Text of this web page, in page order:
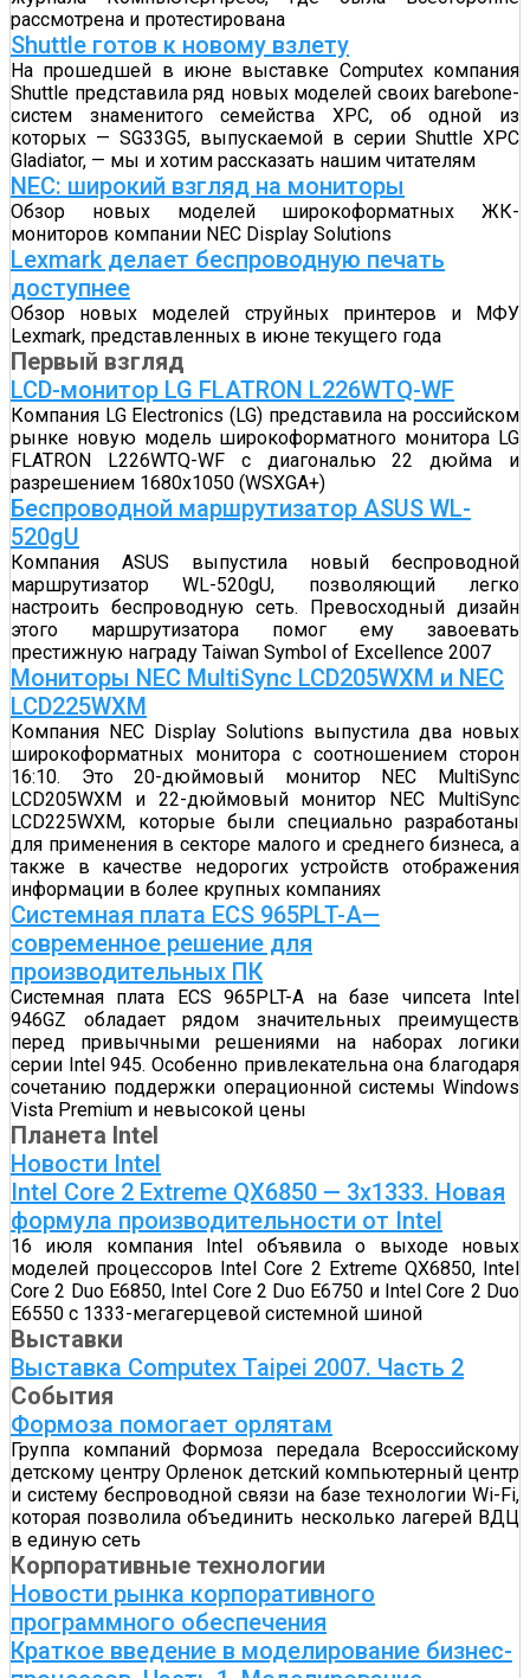
рассмотрена и протестирована
Shuttle готов к новому взлету
На прошедшей в июне выставке Computex компания
Shuttle представила ряд новых моделей своих barebone-
систем знаменитого семейства XPC, об одной из
которых — SG33G5, выпускаемой в серии Shuttle XPC
Gladiator, — мы и хотим рассказать нашим читателям
NEC: широкий взгляд на мониторы
Обзор новых моделей широкоформатных ЖК-
мониторов компании NEC Display Solutions
Lexmark делает беспроводную печать
доступнее
Обзор новых моделей струйных принтеров и МФУ
Lexmark, представленных в июне текущего года
Первый взгляд
LCD-монитор LG FLATRON L226WTQ-WF
Компания LG Electronics (LG) представила на российском
рынке новую модель широкоформатного монитора LG
FLATRON L226WTQ-WF с диагональю 22 дюйма и
разрешением 1680x1050 (WSXGA+)
Беспроводной маршрутизатор ASUS WL-
520gU
Компания ASUS выпустила новый беспроводной
маршрутизатор WL-520gU, позволяющий легко
настроить беспроводную сеть. Превосходный дизайн
этого маршрутизатора помог ему завоевать
престижную награду Taiwan Symbol of Excellence 2007
Мониторы NEC MultiSync LCD205WXM и NEC
LCD225WXM
Компания NEC Display Solutions выпустила два новых
широкоформатных монитора с соотношением сторон
16:10. Это 20-дюймовый монитор NEC MultiSync
LCD205WXM и 22-дюймовый монитор NEC MultiSync
LCD225WXM, которые были специально разработаны
для применения в секторе малого и среднего бизнеса, а
также в качестве недорогих устройств отображения
информации в более крупных компаниях
Системная плата ECS 965PLT-A—
современное решение для
производительных ПК
Системная плата ECS 965PLT-A на базе чипсета Intel
946GZ обладает рядом значительных преимуществ
перед привычными решениями на наборах логики
серии Intel 945. Особенно привлекательна она благодаря
сочетанию поддержки операционной системы Windows
Vista Premium и невысокой цены
Планета Intel
Новости Intel
Intel Core 2 Extreme QX6850 — 3x1333. Новая
формула производительности от Intel
16 июля компания Intel объявила о выходе новых
моделей процессоров Intel Core 2 Extreme QX6850, Intel
Core 2 Duo E6850, Intel Core 2 Duo E6750 и Intel Core 2 Duo
E6550 с 1333-мегагерцевой системной шиной
Выставки
Выставка Computex Taipei 2007. Часть 2
События
Формоза помогает орлятам
Группа компаний Формоза передала Всероссийскому
детскому центру Орленок детский компьютерный центр
и систему беспроводной связи на базе технологии Wi-Fi,
которая позволила объединить несколько лагерей ВДЦ
в единую сеть
Корпоративные технологии
Новости рынка корпоративного
программного обеспечения
Краткое введение в моделирование бизнес-